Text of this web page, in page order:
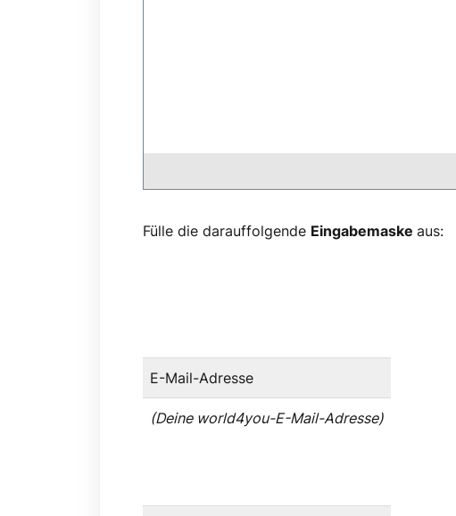
Fülle die darauffolgende Eingabemaske aus:
E-Mail-Adresse
(Deine world4you-E-Mail-Adresse)